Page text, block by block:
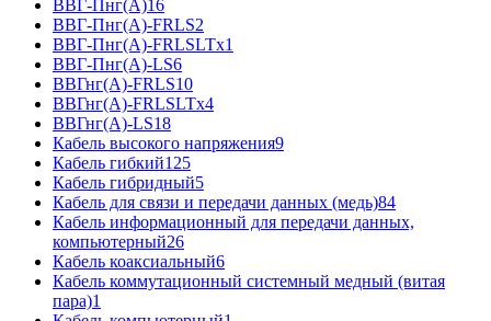
ВВГ-Пнг(А)16
ВВГ-Пнг(А)-FRLS2
ВВГ-Пнг(А)-FRLSLTx1
ВВГ-Пнг(А)-LS6
ВВГнг(А)-FRLS10
ВВГнг(А)-FRLSLTx4
ВВГнг(А)-LS18
Кабель высокого напряжения9
Кабель гибкий125
Кабель гибридный5
Кабель для связи и передачи данных (медь)84
Кабель информационный для передачи данных,
компьютерный26
Кабель коаксиальный6
Кабель коммутационный системный медный (витая
пара)1